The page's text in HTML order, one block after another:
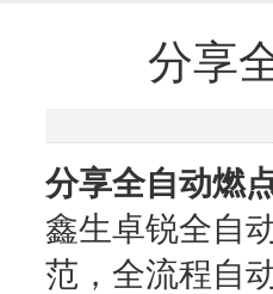
分享
分享全自动燃
鑫生卓锐全自
范，全流程自